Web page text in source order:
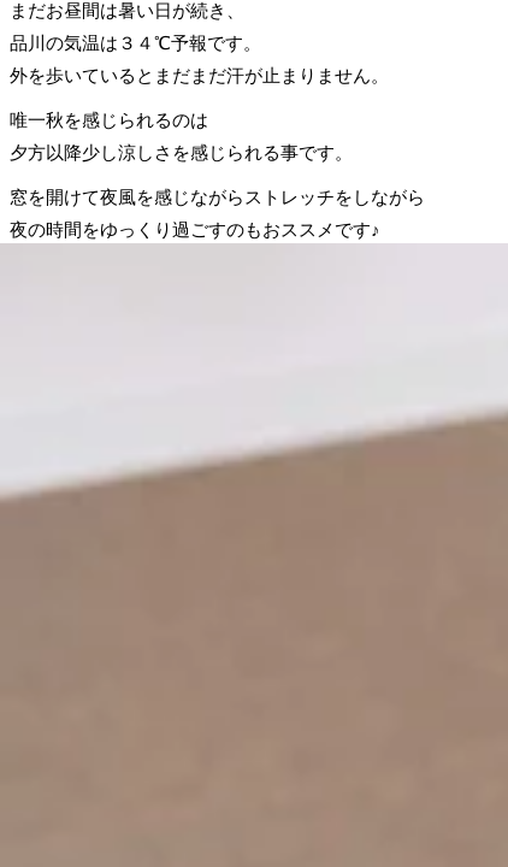
まだお昼間は暑い日が続き、
品川の気温は３４℃予報です。
外を歩いているとまだまだ汗が止まりません。
唯一秋を感じられるのは
夕方以降少し涼しさを感じられる事です。
窓を開けて夜風を感じながらストレッチをしながら
夜の時間をゆっくり過ごすのもおススメです♪